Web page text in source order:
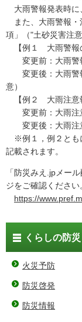
大雨警報発表時に
また、大雨警報・
項」（"土砂災害注
【例１ 大雨警報
変更前：大雨警
変更後：大雨警
意）
【例２ 大雨注意
変更前：大雨注
変更後：大雨注
※例１，例２とも
記載されます。
「防災みえ.jpメー
ジをご確認ください
https://
くらしの防災
火災予防
防災啓発
防災情報